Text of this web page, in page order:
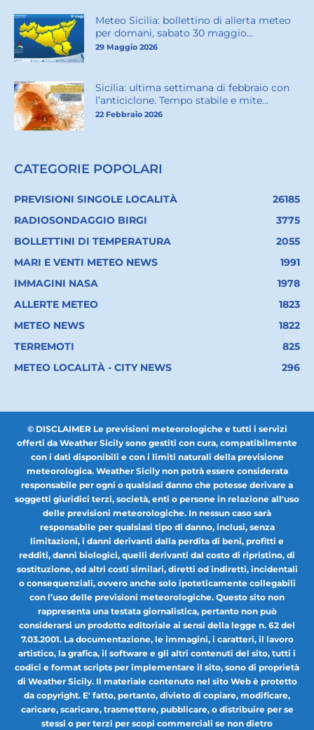
Meteo Sicilia: bollettino di allerta meteo
per domani, sabato 30 maggio...
29 Maggio 2026
Sicilia: ultima settimana di febbraio con
l’anticiclone. Tempo stabile e mite...
22 Febbraio 2026
CATEGORIE POPOLARI
PREVISIONI SINGOLE LOCALITÀ
26185
RADIOSONDAGGIO BIRGI
3775
BOLLETTINI DI TEMPERATURA
2055
MARI E VENTI METEO NEWS
1991
IMMAGINI NASA
1978
ALLERTE METEO
1823
METEO NEWS
1822
TERREMOTI
825
METEO LOCALITÀ - CITY NEWS
296
© DISCLAIMER Le previsioni meteorologiche e tutti i servizi
offerti da Weather Sicily sono gestiti con cura, compatibilmente
con i dati disponibili e con i limiti naturali della previsione
meteorologica. Weather Sicily non potrà essere considerata
responsabile per ogni o qualsiasi danno che potesse derivare a
soggetti giuridici terzi, società, enti o persone in relazione all'uso
delle previsioni meteorologiche. In nessun caso sarà
responsabile per qualsiasi tipo di danno, inclusi, senza
limitazioni, i danni derivanti dalla perdita di beni, profitti e
redditi, danni biologici, quelli derivanti dal costo di ripristino, di
sostituzione, od altri costi similari, diretti od indiretti, incidentali
o consequenziali, ovvero anche solo ipoteticamente collegabili
con l’uso delle previsioni meteorologiche. Questo sito non
rappresenta una testata giornalistica, pertanto non può
considerarsi un prodotto editoriale ai sensi della legge n. 62 del
7.03.2001. La documentazione, le immagini, i caratteri, il lavoro
artistico, la grafica, il software e gli altri contenuti del sito, tutti i
codici e format scripts per implementare il sito, sono di proprietà
di Weather Sicily. Il materiale contenuto nel sito Web è protetto
da copyright. E' fatto, pertanto, divieto di copiare, modificare,
caricare, scaricare, trasmettere, pubblicare, o distribuire per se
stessi o per terzi per scopi commerciali se non dietro